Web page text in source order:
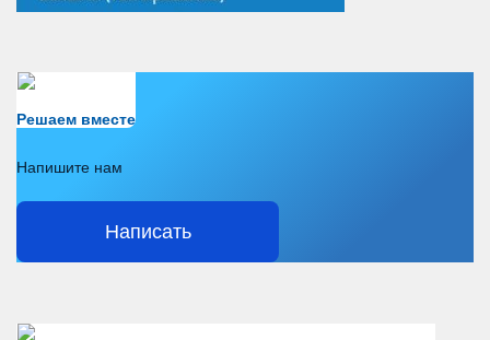
Решаем вместе
Напишите нам
Написать